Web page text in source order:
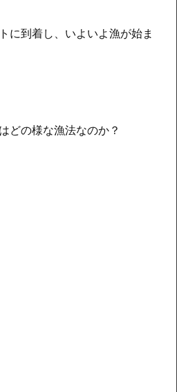
に到着し、いよいよ漁が始ま
どの様な漁法なのか？